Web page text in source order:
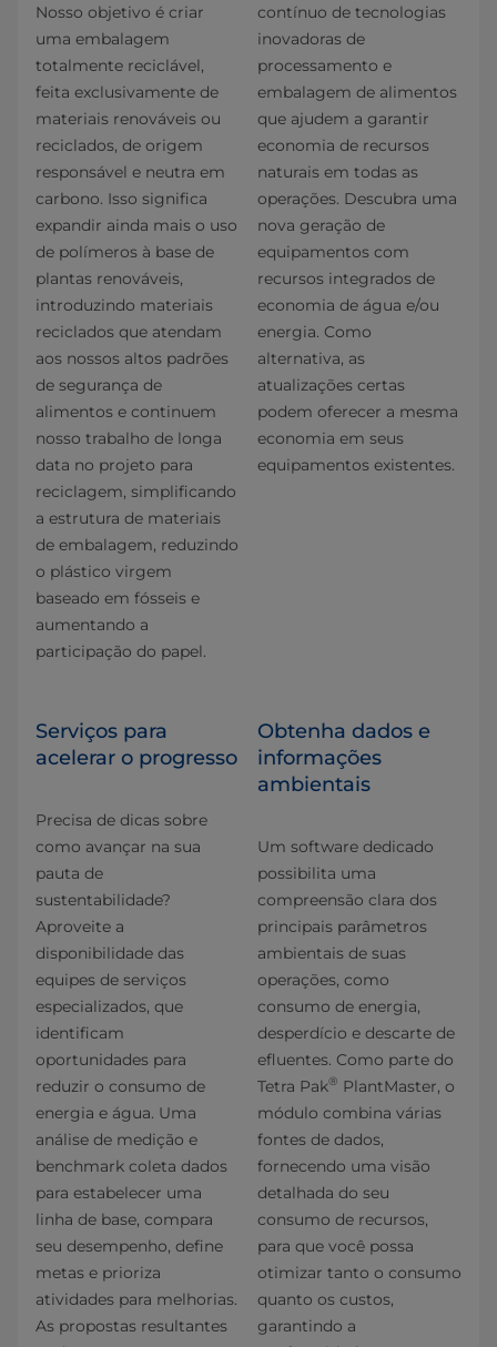
Nosso objetivo é criar
uma embalagem
totalmente reciclável,
feita exclusivamente de
materiais renováveis ou
reciclados, de origem
responsável e neutra em
carbono. Isso significa
expandir ainda mais o uso
de polímeros à base de
plantas renováveis,
introduzindo materiais
reciclados que atendam
aos nossos altos padrões
de segurança de
alimentos e continuem
nosso trabalho de longa
data no projeto para
reciclagem, simplificando
a estrutura de materiais
de embalagem, reduzindo
o plástico virgem
baseado em fósseis e
aumentando a
participação do papel.
contínuo de tecnologias
inovadoras de
processamento e
embalagem de alimentos
que ajudem a garantir
economia de recursos
naturais em todas as
operações. Descubra uma
nova geração de
equipamentos com
recursos integrados de
economia de água e/ou
energia. Como
alternativa, as
atualizações certas
podem oferecer a mesma
economia em seus
equipamentos existentes.
Serviços para
acelerar o progresso
Precisa de dicas sobre
como avançar na sua
pauta de
sustentabilidade?
Aproveite a
disponibilidade das
equipes de serviços
especializados, que
identificam
oportunidades para
reduzir o consumo de
energia e água. Uma
análise de medição e
benchmark coleta dados
para estabelecer uma
linha de base, compara
seu desempenho, define
metas e prioriza
atividades para melhorias.
As propostas resultantes
Obtenha dados e
informações
ambientais
Um software dedicado
possibilita uma
compreensão clara dos
principais parâmetros
ambientais de suas
operações, como
consumo de energia,
desperdício e descarte de
efluentes. Como parte do
Tetra Pak® PlantMaster, o
módulo combina várias
fontes de dados,
fornecendo uma visão
detalhada do seu
consumo de recursos,
para que você possa
otimizar tanto o consumo
quanto os custos,
garantindo a